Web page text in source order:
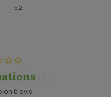
5.2
0 avis